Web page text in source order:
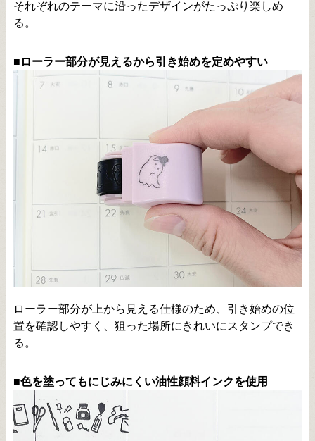
それぞれのテーマに沿ったデザインがたっぷり楽しめ
る。
■ローラー部分が見えるから引き始めを定めやすい
ローラー部分が上から見える仕様のため、引き始めの位
置を確認しやすく、狙った場所にきれいにスタンプでき
る。
■色を塗ってもにじみにくい油性顔料インクを使用